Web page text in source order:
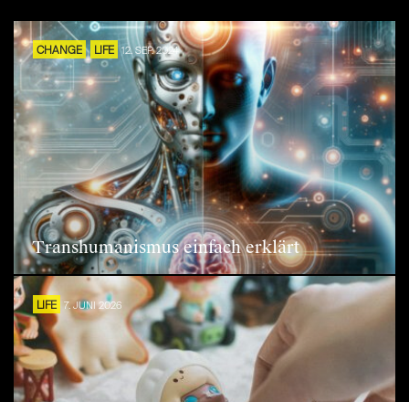
CHANGE LIFE 12. SEP. 2024
Transhumanismus einfach erklärt
LIFE 7. JUNI 2026